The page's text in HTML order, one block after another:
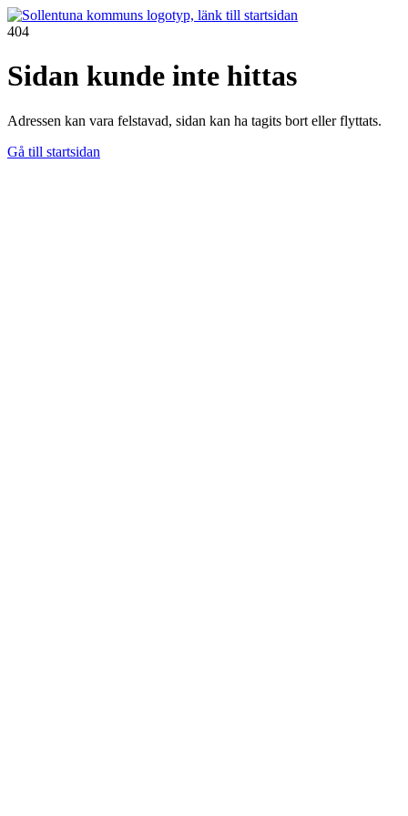
404
Sidan kunde inte hittas
Adressen kan vara felstavad, sidan kan ha tagits bort eller flyttats.
Gå till startsidan